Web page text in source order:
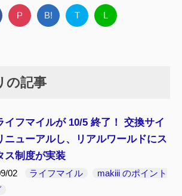
P B! T L
の記事
イフマイルが 10/5 終了！ 交換サイ
ニューアルし、リアルワールドにス
ス制度が実装
02 ライフマイル
makiii のポイント